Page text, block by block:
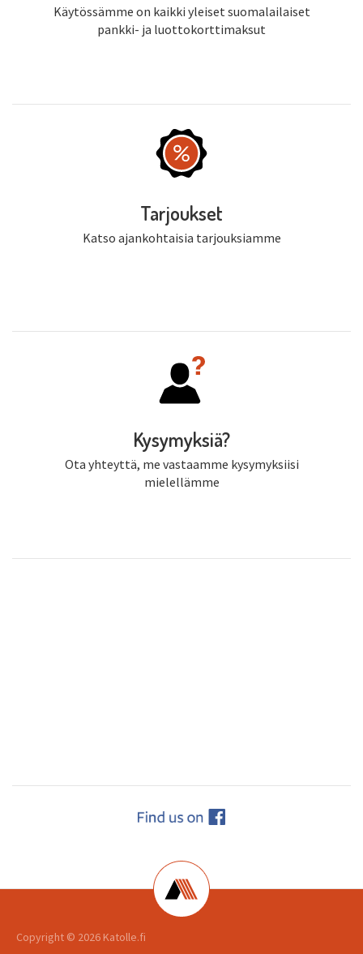
Käytössämme on kaikki yleiset suomalailaiset
pankki- ja luottokorttimaksut
Tarjoukset
Katso ajankohtaisia tarjouksiamme
Kysymyksiä?
Ota yhteyttä, me vastaamme kysymyksiisi
mielellämme
Copyright © 2026 Katolle.fi